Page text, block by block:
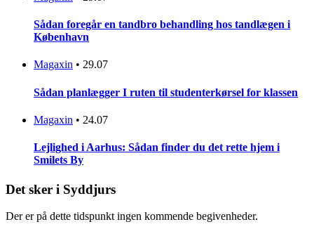
Sådan foregår en tandbro behandling hos tandlægen i
København
Magaxin • 29.07
Sådan planlægger I ruten til studenterkørsel for klassen
Magaxin • 24.07
Lejlighed i Aarhus: Sådan finder du det rette hjem i
Smilets By
Det sker i Syddjurs
Der er på dette tidspunkt ingen kommende begivenheder.